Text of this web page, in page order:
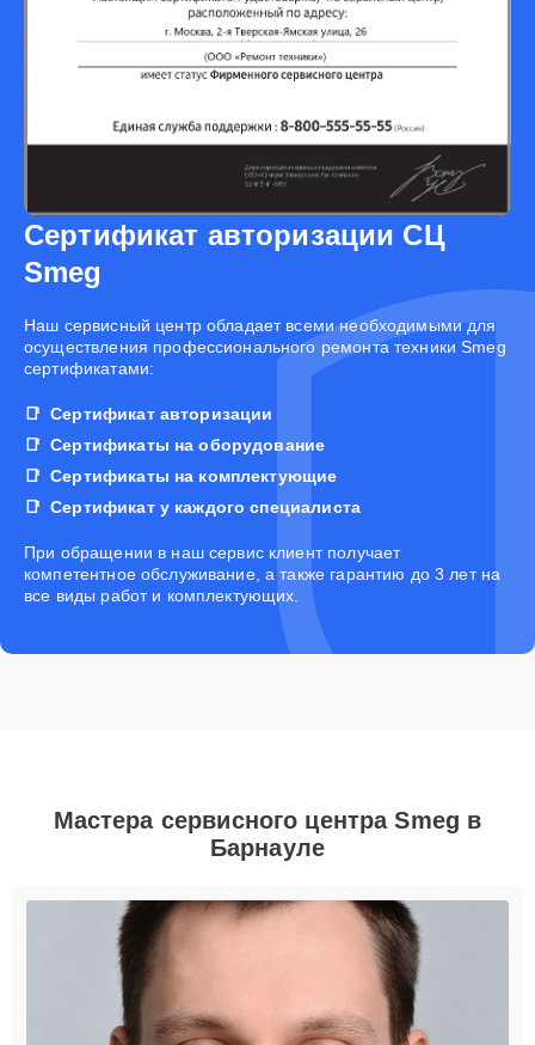
Сертификат авторизации СЦ
Smeg
Наш сервисный центр обладает всеми необходимыми для
осуществления профессионального ремонта техники Smeg
сертификатами:
Сертификат авторизации
Сертификаты на оборудование
Сертификаты на комплектующие
Сертификат у каждого специалиста
При обращении в наш сервис клиент получает
компетентное обслуживание, а также гарантию до 3 лет на
все виды работ и комплектующих.
Мастера сервисного центра Smeg в
Барнауле